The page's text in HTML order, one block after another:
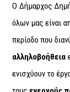
Ο Δήμαρχος
όλων μας είναι
περίοδο που
αλληλοβοήθεια
ενισχύουν το